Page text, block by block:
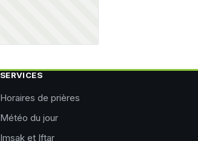
SERVICES
Horaires de prières
Météo du jour
Imsak et Iftar